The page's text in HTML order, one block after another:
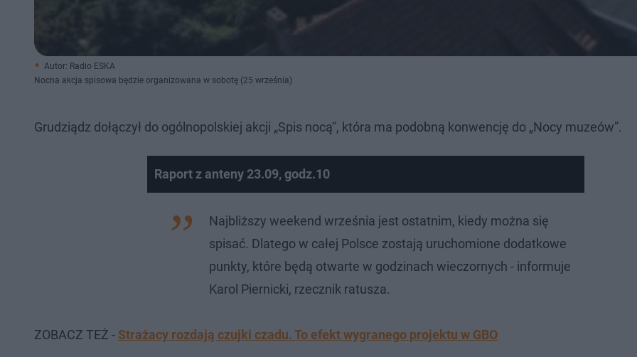
Autor: Radio ESKA
Nocna akcja spisowa będzie organizowana w sobotę (25 września)
Grudziądz dołączył do ogólnopolskiej akcji „Spis nocą”, która ma podobną konwencję do „Nocy muzeów”.
Raport z anteny 23.09, godz.10
Najbliższy weekend września jest ostatnim, kiedy można się
spisać. Dlatego w całej Polsce zostają uruchomione dodatkowe
punkty, które będą otwarte w godzinach wieczornych - informuje
Karol Piernicki, rzecznik ratusza.
ZOBACZ TEŻ - Strażacy rozdają czujki czadu. To efekt wygranego projektu w GBO